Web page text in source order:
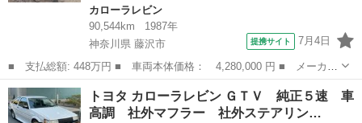
カローラレビン
90,544km
1987年
神奈川県 藤沢市
提携サイト 7月4日
■ 支払総額: 448万円 ■ 車両本体価格： 4,280,000 円 ■ メーカー
名： トヨタ ■ 車種名： カローラレビン ■ グレード名： Ｇ
Ｔ ＡＰＥＸ 後期最終型無事故車スポーツパッケージ ブリッツ車
高調 クスコ...
神奈川 藤沢市 カローラレビン
トヨタ カローラレビン ＧＴＶ 純正５速 車
高調 社外マフラー 社外ステアリン…